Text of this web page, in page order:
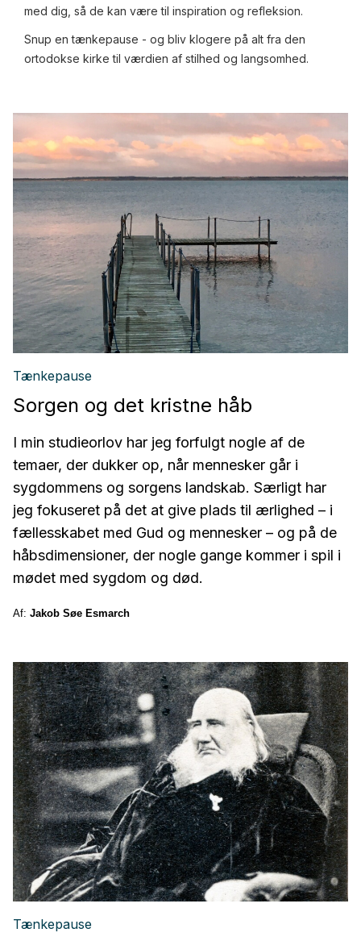
med dig, så de kan være til inspiration og refleksion.
Snup en tænkepause - og bliv klogere på alt fra den
ortodokse kirke til værdien af stilhed og langsomhed.
Tænkepause
Sorgen og det kristne håb
I min studieorlov har jeg forfulgt nogle af de
temaer, der dukker op, når mennesker går i
sygdommens og sorgens landskab. Særligt har
jeg fokuseret på det at give plads til ærlighed – i
fællesskabet med Gud og mennesker – og på de
håbsdimensioner, der nogle gange kommer i spil i
mødet med sygdom og død.
Af: Jakob Søe Esmarch
Tænkepause